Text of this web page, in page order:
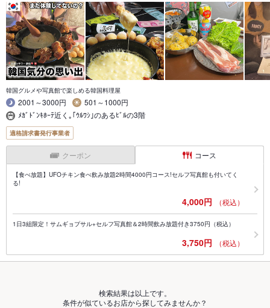
韓国グルメや写真館で楽しめる韓国料理屋
2001～3000円
501～1000円
ﾒｶﾞﾄﾞﾝｷﾎｰﾃ近く｡｢ｳﾙﾜｼ｣のあるﾋﾞﾙの3階
適格請求書発行事業者
クーポン コース
【食べ放題】UFOチキン食べ飲み放題2時間4000円コース!セルフ写真館も付いてく
る!
4,000円 （税込）
1日3組限定！サムギョプサル+セルフ写真館＆2時間飲み放題付き3750円（税込）
3,750円 （税込）
検索結果は以上です。
条件が似ているお店から探してみませんか？